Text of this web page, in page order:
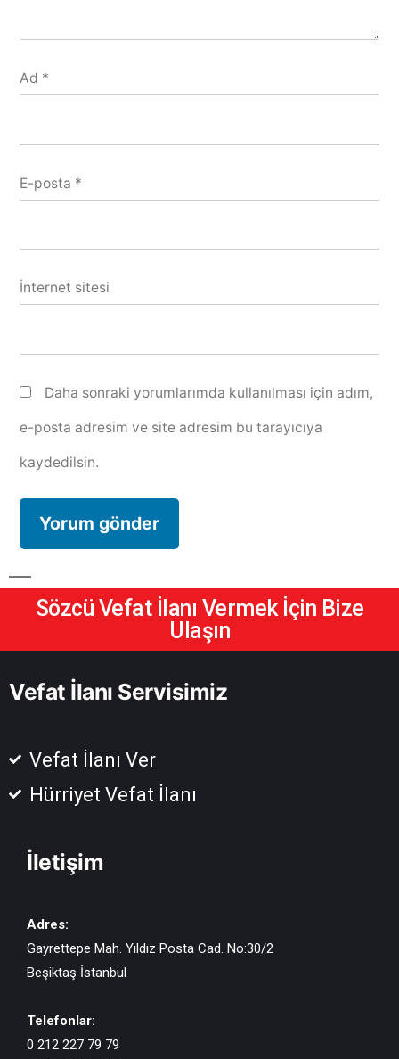
Ad *
E-posta *
İnternet sitesi
Daha sonraki yorumlarımda kullanılması için adım,
e-posta adresim ve site adresim bu tarayıcıya
kaydedilsin.
Sözcü Vefat İlanı Vermek İçin Bize
Ulaşın
Vefat İlanı Servisimiz
Vefat İlanı Ver
Hürriyet Vefat İlanı
İletişim
Adres:
Gayrettepe Mah. Yıldız Posta Cad. No:30/2
Beşiktaş İstanbul
Telefonlar:
0 212 227 79 79